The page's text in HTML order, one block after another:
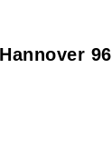
96